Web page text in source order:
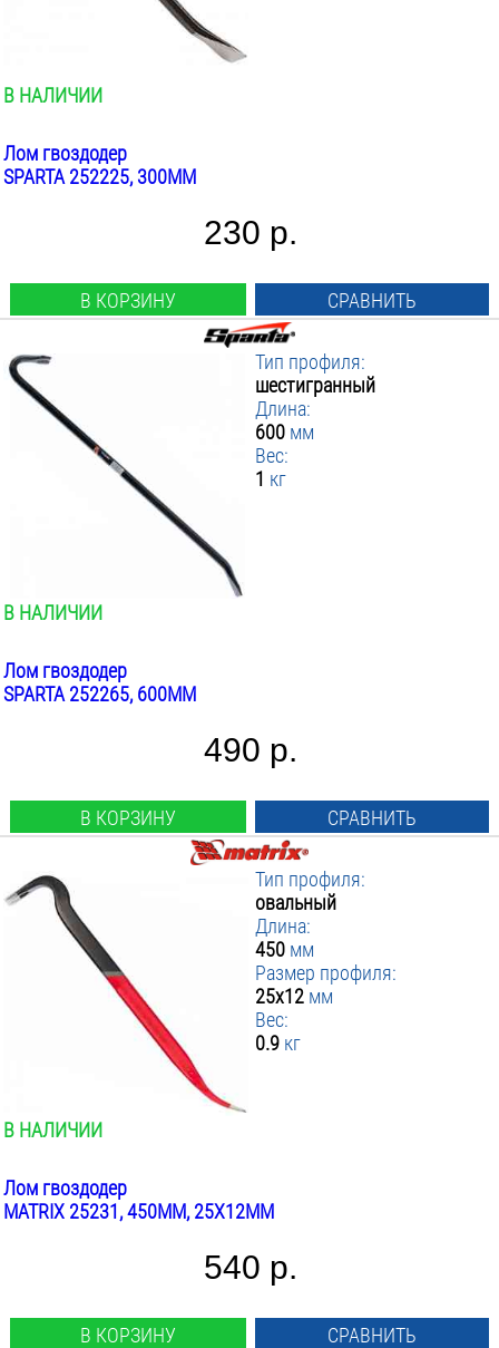
▼ Вес инструмента кг:
до
ПРИМЕНИТЬ ФИЛЬТР
В НАЛИЧИИ
Лом гвоздодер
SPARTA 252225, 300ММ
230 р.
В КОРЗИНУ СРАВНИТЬ
Тип профиля:
шестигранный
Длина:
600 мм
Вес:
1 кг
В НАЛИЧИИ
Лом гвоздодер
SPARTA 252265, 600ММ
490 р.
В КОРЗИНУ СРАВНИТЬ
Тип профиля:
овальный
Длина:
450 мм
Размер профиля:
25x12 мм
Вес:
0.9 кг
В НАЛИЧИИ
Лом гвоздодер
MATRIX 25231, 450ММ, 25X12ММ
540 р.
В КОРЗИНУ СРАВНИТЬ